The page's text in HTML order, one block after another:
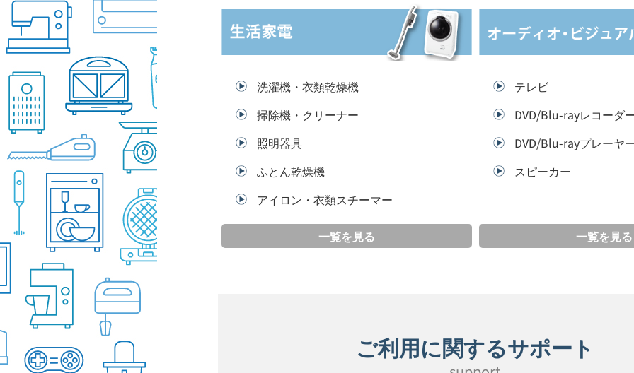
洗濯機・衣類乾燥機
掃除機・クリーナー
照明器具
ふとん乾燥機
アイロン・衣類スチーマー
一覧を見る
テレビ
DVD/Blu-rayレコーダ
DVD/Blu-rayプレーヤ
スピーカー
一覧を見る
ご利用に関するサポート